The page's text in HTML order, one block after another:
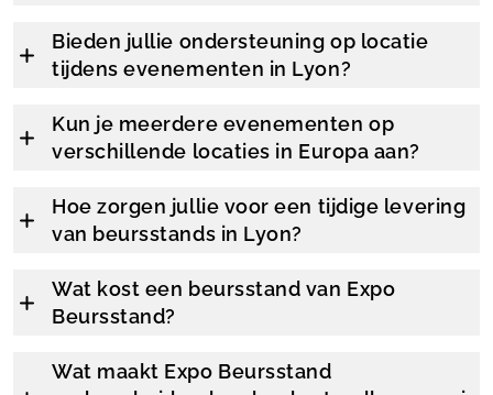
Bieden jullie ondersteuning op locatie
tijdens evenementen in Lyon?
Kun je meerdere evenementen op
verschillende locaties in Europa aan?
Hoe zorgen jullie voor een tijdige levering
van beursstands in Lyon?
Wat kost een beursstand van Expo
Beursstand?
Wat maakt Expo Beursstand